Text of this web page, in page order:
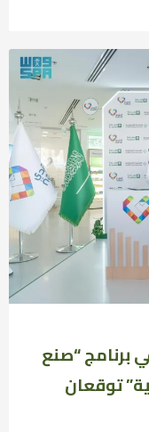
برنامج “صنع
توقعان